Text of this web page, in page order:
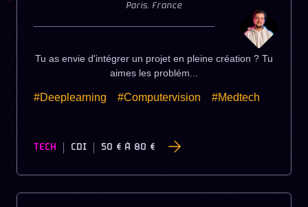
Paris, France
Tu as envie d'intégrer un projet en pleine création ? Tu
aimes les problém...
#Deeplearning #Computervision #Medtech
TECH CDI 50 € À 80 €